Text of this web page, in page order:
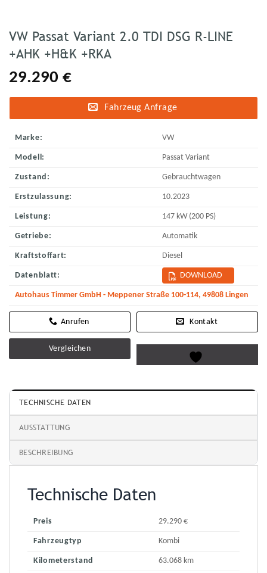
VW Passat Variant 2.0 TDI DSG R-LINE
+AHK +H&K +RKA
29.290 €
Fahrzeug Anfrage
Marke: VW
Modell: Passat Variant
Zustand: Gebrauchtwagen
Erstzulassung: 10.2023
Leistung: 147 kW (200 PS)
Getriebe: Automatik
Kraftstoffart: Diesel
Datenblatt: DOWNLOAD
Autohaus Timmer GmbH - Meppener Straße 100-114, 49808 Lingen
Kontakt
Vergleichen
TECHNISCHE DATEN
AUSSTATTUNG
BESCHREIBUNG
Technische Daten
Preis 29.290 €
Fahrzeugtyp Kombi
Kilometerstand 63.068 km